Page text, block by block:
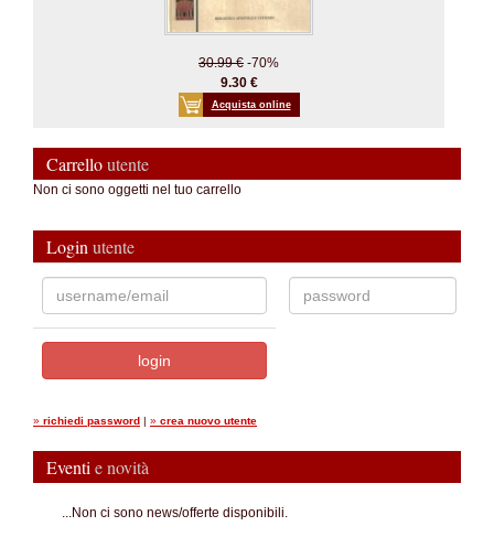
30.99 € -70%
9.30 €
Acquista online
Carrelloutente
Non ci sono oggetti nel tuo carrello
Login utente
» richiedi password | » crea nuovo utente
Eventi e novità
...Non ci sono news/offerte disponibili.